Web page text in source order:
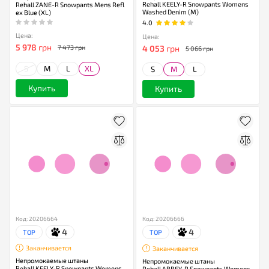
Rehall ZANE-R Snowpants Mens Refl
ex Blue (XL)
Цена:
5 978 грн 7 473 грн
M L XL
Купить
Rehall KEELY-R Snowpants Womens
Washed Denim (M)
4.0
Цена:
4 053 грн 5 066 грн
S M L
Купить
Код: 20206664
TOP 4
Заканчивается
Непромокаемые штаны
Код: 20206666
TOP 4
Заканчивается
Непромокаемые штаны